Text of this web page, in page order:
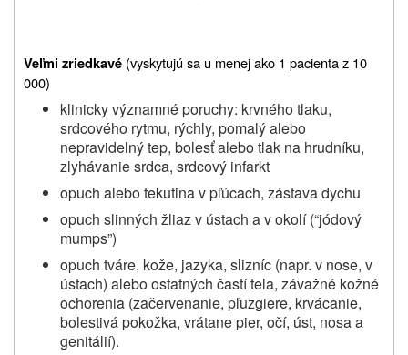
Veľmi zriedkavé (vyskytujú sa u menej ako 1 pacienta z 10
000)
klinicky významné poruchy: krvného tlaku,
srdcového rytmu, rýchly, pomalý alebo
nepravidelný tep, bolesť alebo tlak na hrudníku,
zlyhávanie srdca, srdcový infarkt
opuch alebo tekutina v pľúcach, zástava dychu
opuch slinných žliaz v ústach a v okolí (“jódový
mumps”)
opuch tváre, kože, jazyka, slizníc (napr. v nose, v
ústach) alebo ostatných častí tela, závažné kožné
ochorenia (začervenanie, pľuzgiere, krvácanie,
bolestivá pokožka, vrátane pier, očí, úst, nosa a
genitálií).